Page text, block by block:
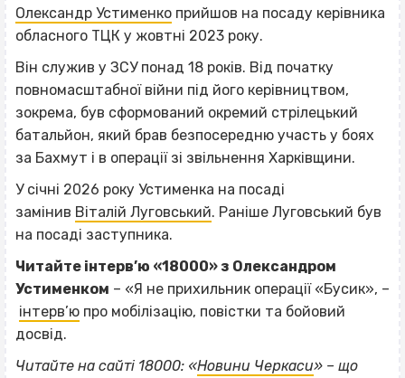
Олександр Устименко прийшов на посаду керівника
обласного ТЦК у жовтні 2023 року.
Він служив у ЗСУ понад 18 років. Від початку
повномасштабної війни під його керівництвом,
зокрема, був сформований окремий стрілецький
батальйон, який брав безпосередню участь у боях
за Бахмут і в операції зі звільнення Харківщини.
У січні 2026 року Устименка на посаді
замінив Віталій Луговський. Раніше Луговський був
на посаді заступника.
Читайте інтерв’ю «18000» з Олександром
Устименком – «Я не прихильник операції «Бусик», –
інтерв’ю про мобілізацію, повістки та бойовий
досвід.
Читайте на сайті 18000: «Новини Черкаси» – що